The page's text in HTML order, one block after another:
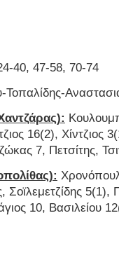
40, 47-58, 70-74
Τοπαλίδης-
16(2), Χίντζιος
7, Πετσίτης,
Σοϊλεμετζίδης
10, Βασιλείου